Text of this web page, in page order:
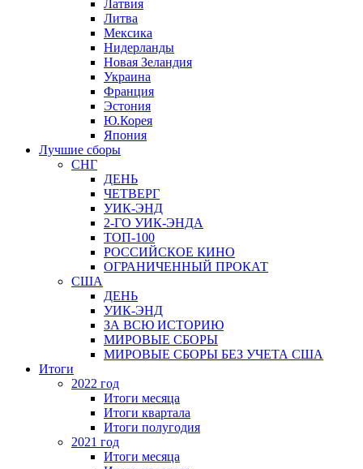
Латвия
Литва
Мексика
Нидерланды
Новая Зеландия
Украина
Франция
Эстония
Ю.Корея
Япония
Лучшие сборы
СНГ
ДЕНЬ
ЧЕТВЕРГ
УИК-ЭНД
2-ГО УИК-ЭНДА
ТОП-100
РОССИЙСКОЕ КИНО
ОГРАНИЧЕННЫЙ ПРОКАТ
США
ДЕНЬ
УИК-ЭНД
ЗА ВСЮ ИСТОРИЮ
МИРОВЫЕ СБОРЫ
МИРОВЫЕ СБОРЫ БЕЗ УЧЕТА США
Итоги
2022 год
Итоги месяца
Итоги квартала
Итоги полугодия
2021 год
Итоги месяца